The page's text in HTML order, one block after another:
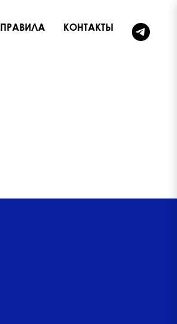
ПРАВИЛА КОНТАКТЫ